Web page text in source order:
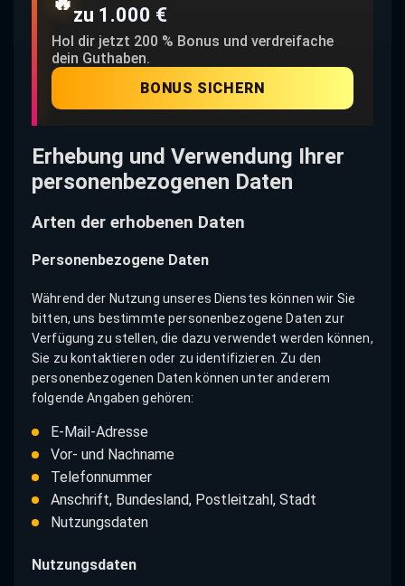
zu 1.000 €
Hol dir jetzt 200 % Bonus und verdreifache
dein Guthaben.
BONUS SICHERN
Erhebung und Verwendung Ihrer
personenbezogenen Daten
Arten der erhobenen Daten
Personenbezogene Daten
Während der Nutzung unseres Dienstes können wir Sie
bitten, uns bestimmte personenbezogene Daten zur
Verfügung zu stellen, die dazu verwendet werden können,
Sie zu kontaktieren oder zu identifizieren. Zu den
personenbezogenen Daten können unter anderem
folgende Angaben gehören:
E-Mail-Adresse
Vor- und Nachname
Telefonnummer
Anschrift, Bundesland, Postleitzahl, Stadt
Nutzungsdaten
Nutzungsdaten